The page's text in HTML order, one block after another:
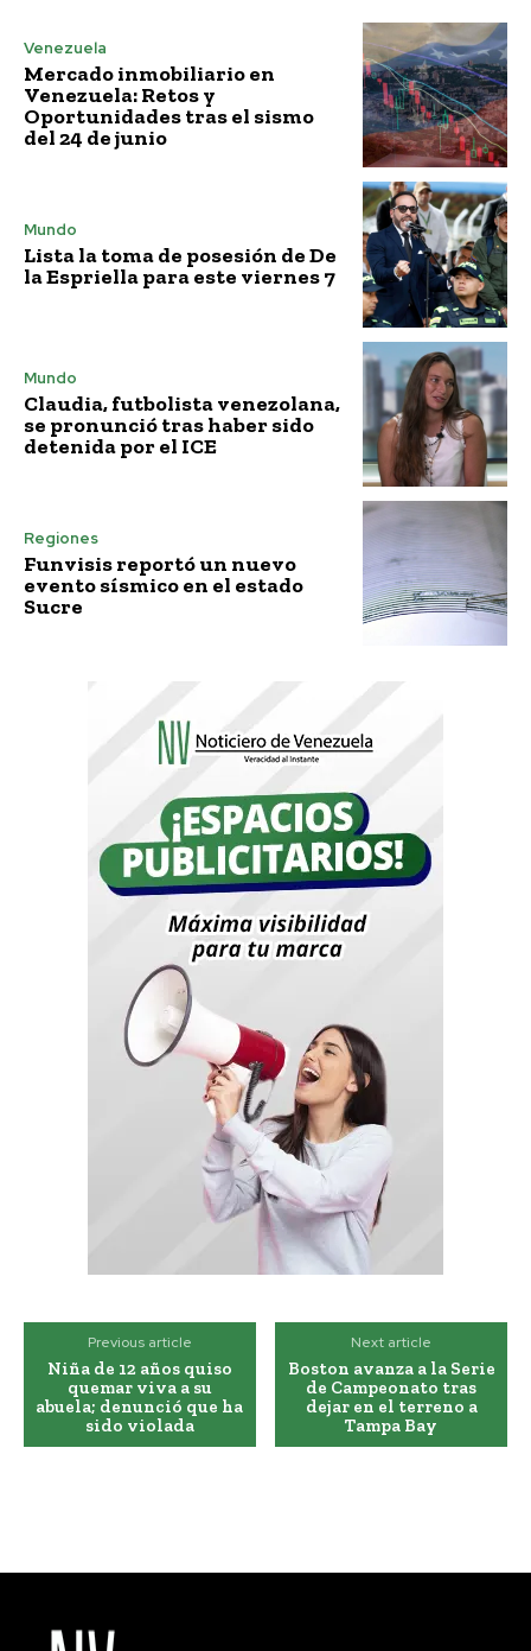
Venezuela
Mercado inmobiliario en
Venezuela: Retos y
Oportunidades tras el sismo
del 24 de junio
Mundo
Lista la toma de posesión de De
la Espriella para este viernes 7
Mundo
Claudia, futbolista venezolana,
se pronunció tras haber sido
detenida por el ICE
Regiones
Funvisis reportó un nuevo
evento sísmico en el estado
Sucre
Previous article
Niña de 12 años quiso
quemar viva a su
abuela; denunció que ha
sido violada
Next article
Boston avanza a la Serie
de Campeonato tras
dejar en el terreno a
Tampa Bay